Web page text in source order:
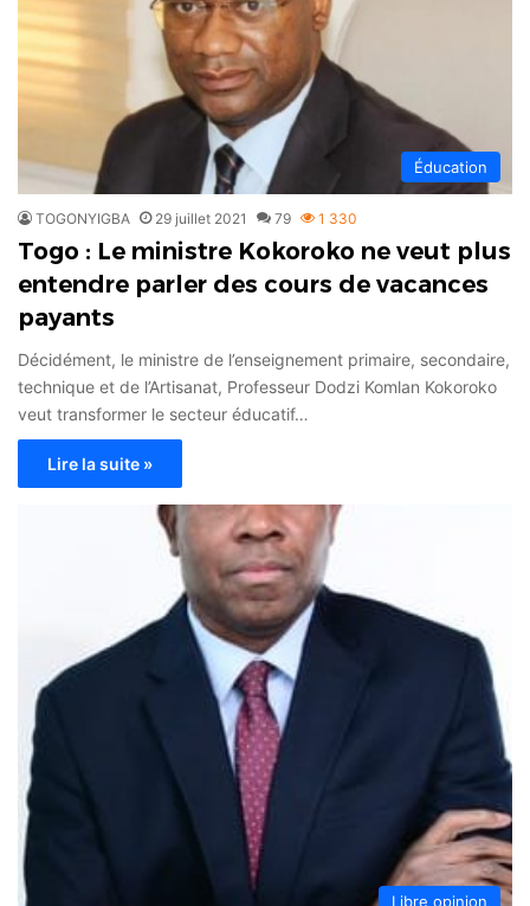
Éducation
TOGONYIGBA 29 juillet 2021 79 1 330
Togo : Le ministre Kokoroko ne veut plus
entendre parler des cours de vacances
payants
Décidément, le ministre de l’enseignement primaire, secondaire,
technique et de l’Artisanat, Professeur Dodzi Komlan Kokoroko
veut transformer le secteur éducatif…
Lire la suite »
Libre opinion